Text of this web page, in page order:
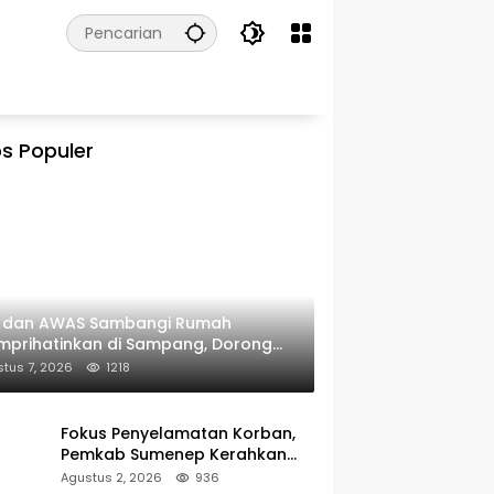
Populer
dan AWAS Sambangi Rumah
di Sampang, Dorong
Beri Bantuan RTLH
7, 2026 1218
Fokus Penyelamatan Korban,
Pemkab Sumenep Kerahkan
Tim Medis dan Ambulans ke
Agustus 2, 2026 936